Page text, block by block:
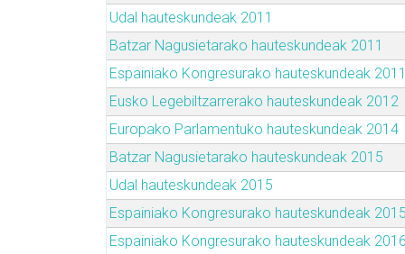
Udal hauteskundeak 2011
Batzar Nagusietarako hauteskundeak 2011
Espainiako Kongresurako hauteskundeak 2011
Eusko Legebiltzarrerako hauteskundeak 2012
Europako Parlamentuko hauteskundeak 2014
Batzar Nagusietarako hauteskundeak 2015
Udal hauteskundeak 2015
Espainiako Kongresurako hauteskundeak 2015
Espainiako Kongresurako hauteskundeak 2016